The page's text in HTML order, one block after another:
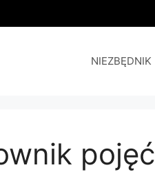
NIEZBĘDNIK
pojęć